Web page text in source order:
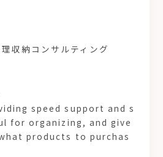
収納コンサルティング
speed support and s
for organizing, and give
products to purchas